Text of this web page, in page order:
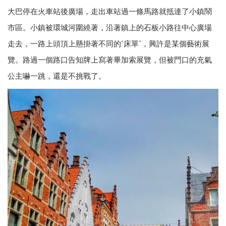
大巴停在火車站後廣場，走出車站過一條馬路就抵達了小鎮鬧
市區。小鎮被環城河圍繞著，沿著鎮上的石板小路往中心廣場
走去，一路上頭頂上懸掛著不同的“床單”，興許是某個藝術展
覽。路過一個路口告知牌上寫著畢加索展覽，但被門口的充氣
公主嚇一跳，還是不挑戰了。